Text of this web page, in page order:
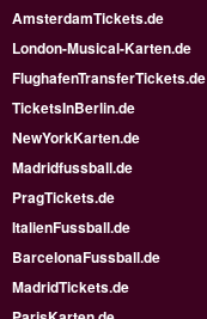
AmsterdamTickets.de
London-Musical-Karten.de
FlughafenTransferTickets.de
TicketsInBerlin.de
NewYorkKarten.de
Madridfussball.de
PragTickets.de
ItalienFussball.de
BarcelonaFussball.de
MadridTickets.de